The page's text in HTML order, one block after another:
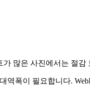
가 많은 사진에서는 절감
폭이 필요합니다.